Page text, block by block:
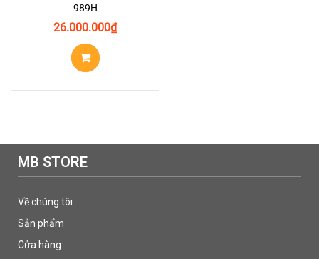
989H
₫
26.000.000
MB STORE
Về chúng tôi
Sản phẩm
Cửa hàng